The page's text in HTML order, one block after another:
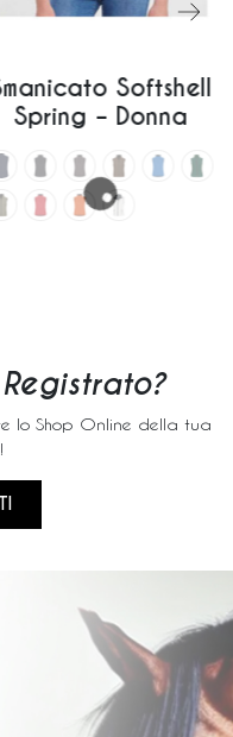
Softshell
Spring – Donna
lo Shop Online della tua